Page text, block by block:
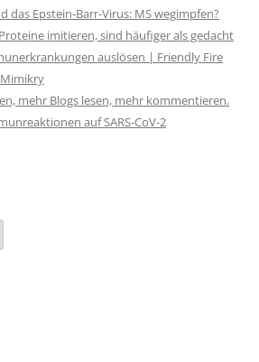
das Epstein-Barr-Virus: MS wegimpfen?
imitieren, sind häufiger als gedacht
auslösen | Friendly Fire
mehr Blogs lesen, mehr kommentieren.
auf SARS-CoV-2